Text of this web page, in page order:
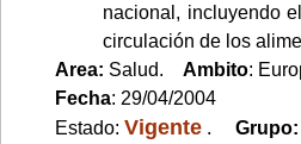
nacional, incluyendo
circulación de los
Area: Salud. Ambito:
Fecha: 29/04/2004
Estado: Vigente . Grupo: